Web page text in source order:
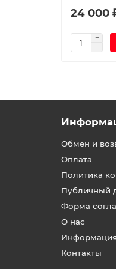
24 000
Обмен и
Оплата
Политика
Публичный
Форма
О нас
Контакты